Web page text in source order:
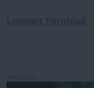
Lennart Törnblad